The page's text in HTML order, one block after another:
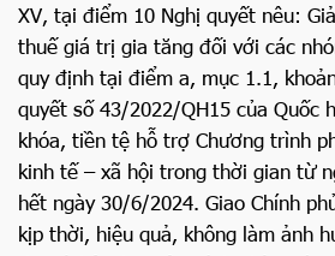
XV, tại điểm 10 Nghị quyết nêu:
thuế giá trị gia tăng đối với các
quy định tại điểm a, mục 1.1,
quyết số 43/2022/QH15 của Quốc
khóa, tiền tệ hỗ trợ Chương trình
kinh tế – xã hội trong thời gian từ
hết ngày 30/6/2024. Giao Chính
kịp thời, hiệu quả, không làm ảnh